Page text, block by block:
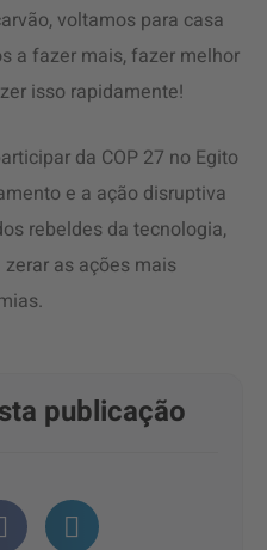
voltamos para casa
a fazer mais, fazer melhor
isso rapidamente!
da COP 27 no Egito
e a ação disruptiva
rebeldes da tecnologia,
as ações mais
publicação